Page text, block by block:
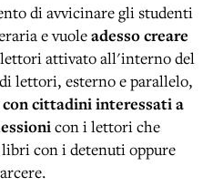
di avvicinare gli studenti
e vuoleadesso creare
attivato all'interno del
lettori, esterno e parallelo,
con cittadiniinteressati a
con i lettori che
con i detenuti oppure